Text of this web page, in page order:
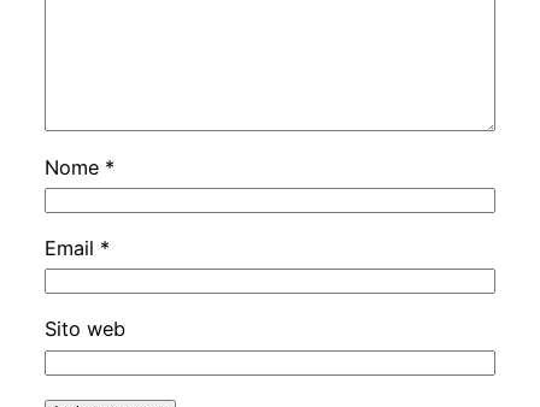
Nome *
Email *
Sito web